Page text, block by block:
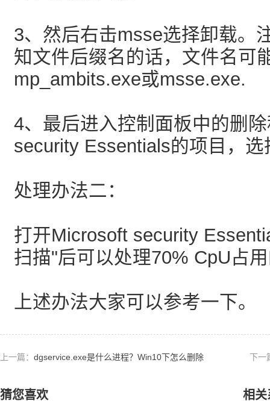
3、然后右击msse选择卸载。
知文件后缀名的话，文件名可
mp_ambits.exe或msse.exe.
4、最后进入控制面板中的删
security Essentials的项目，选
处理办法二：
打开Microsoft security
扫描"后可以处理70% CpU占
上述办法大家可以参考一下。
上一篇： dgservice.exe是什么进程？Win10下怎么删除 下一
猜您喜欢 相关